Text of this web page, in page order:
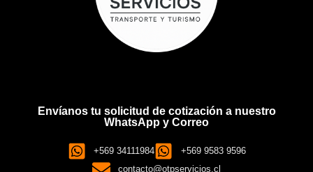
Envíanos tu solicitud de cotización a nuestro
WhatsApp y Correo
+569 34111984
+569 9583 9596
contacto@otpservicios.cl